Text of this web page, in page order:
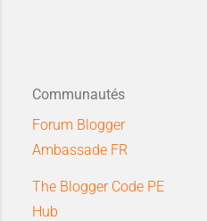
Communautés
Forum Blogger
Ambassade FR
The Blogger Code PE
Hub